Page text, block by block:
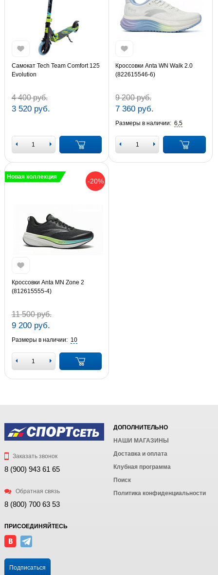
Самокат Tech Team Comfort 125
Evolution
4 400 руб.
3 520 руб.
Кроссовки Anta WN Walk 2.0
(822615546-6)
9 200 руб.
7 360 руб.
Размеры в наличии: 6,5
-20%
Новая коллекция
Кроссовки Anta MN Zone 2
(812615555-4)
11 500 руб.
9 200 руб.
Размеры в наличии: 10
Заказать звонок
8 (900) 943 61 65
Обратная связь
8 (800) 700 63 53
ДОПОЛНИТЕЛЬНО
НАШИ МАГАЗИНЫ
Доставка и оплата
Клубная программа
Поиск
Политика конфиденциальности
ПРИСОЕДИНЯЙТЕСЬ
Подписаться